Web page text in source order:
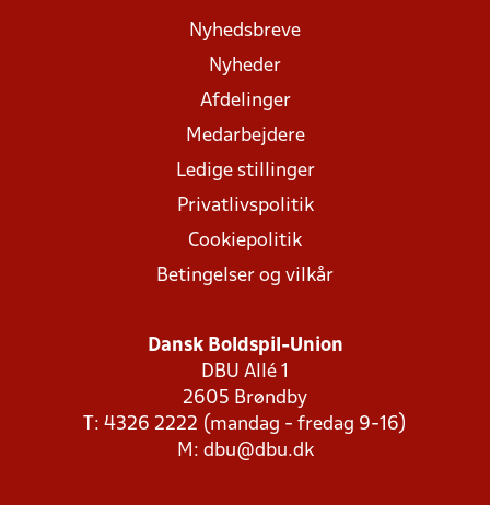
Nyhedsbreve
Nyheder
Afdelinger
Medarbejdere
Ledige stillinger
Privatlivspolitik
Cookiepolitik
Betingelser og vilkår
Dansk Boldspil-Union
DBU Allé 1
2605 Brøndby
T: 4326 2222 (mandag - fredag 9-16)
M: dbu@dbu.dk